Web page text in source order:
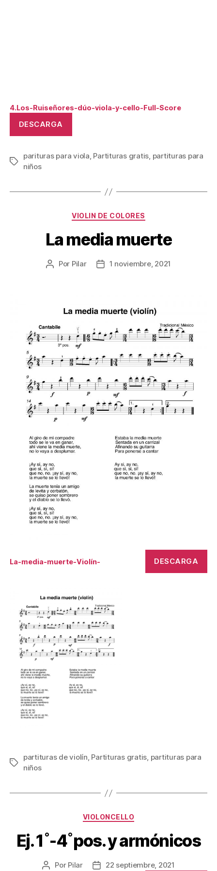
4.Los-Ruiseñores-dúo-viola-y-cello-Full-Score
DESCARGA
Etiquetas
parituras para viola, Partituras gratis, partituras para
niños
Categorías
VIOLIN DE COLORES
La media muerte
Autor
Por Pilar
Fecha1 noviembre, 2021
La-media-muerte-Violín- DESCARGA
Etiquetas
partituras de violín, Partituras gratis, partituras para
niños
Categorías
VIOLONCELLO
Ej. 1˚-4˚pos. y armónicos
Autor
Por Pilar Fecha22 septiembre, 2021